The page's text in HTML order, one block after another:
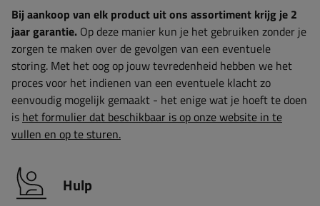
Bij aankoop van elk product uit ons assortiment krijg je 2
jaar garantie. Op deze manier kun je het gebruiken zonder je
zorgen te maken over de gevolgen van een eventuele
storing. Met het oog op jouw tevredenheid hebben we het
proces voor het indienen van een eventuele klacht zo
eenvoudig mogelijk gemaakt - het enige wat je hoeft te doen
is het formulier dat beschikbaar is op onze website in te
vullen en op te sturen.
Hulp